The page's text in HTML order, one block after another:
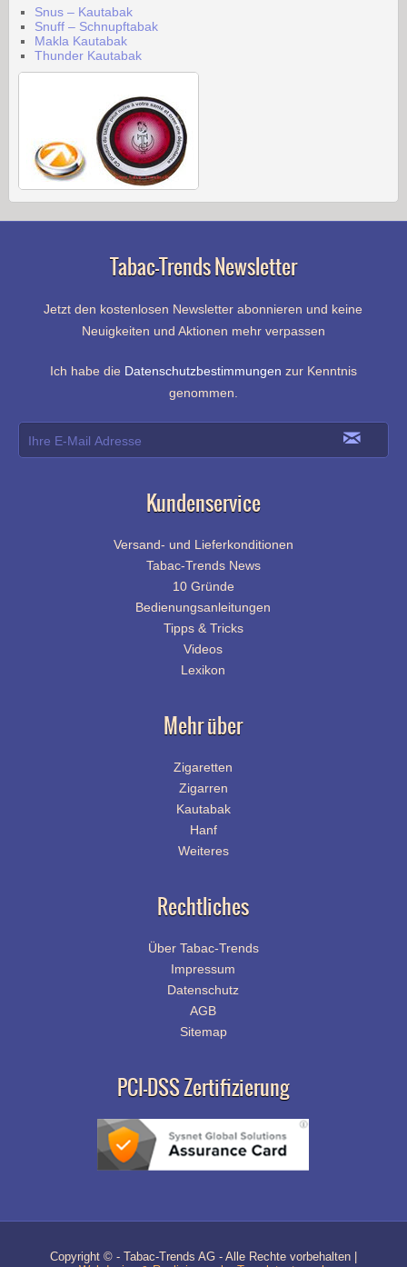
Snus – Kautabak
Snuff – Schnupftabak
Makla Kautabak
Thunder Kautabak
Tabac-Trends Newsletter
Jetzt den kostenlosen Newsletter abonnieren und keine
Neuigkeiten und Aktionen mehr verpassen
Ich habe die Datenschutzbestimmungen zur Kenntnis
genommen.
Kundenservice
Versand- und Lieferkonditionen
Tabac-Trends News
10 Gründe
Bedienungsanleitungen
Tipps & Tricks
Videos
Lexikon
Mehr über
Zigaretten
Zigarren
Kautabak
Hanf
Weiteres
Rechtliches
Über Tabac-Trends
Impressum
Datenschutz
AGB
Sitemap
PCI-DSS Zertifizierung
Copyright © - Tabac-Trends AG - Alle Rechte vorbehalten |